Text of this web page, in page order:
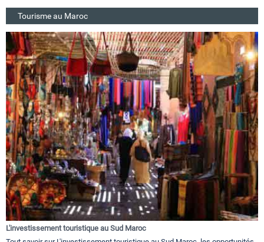
Tourisme au Maroc
L'investissement touristique au Sud Maroc